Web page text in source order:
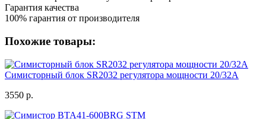
Гарантия качества
100% гарантия от производителя
Похожие товары:
Симисторный блок SR2032 регулятора мощности 20/32А
3550 р.